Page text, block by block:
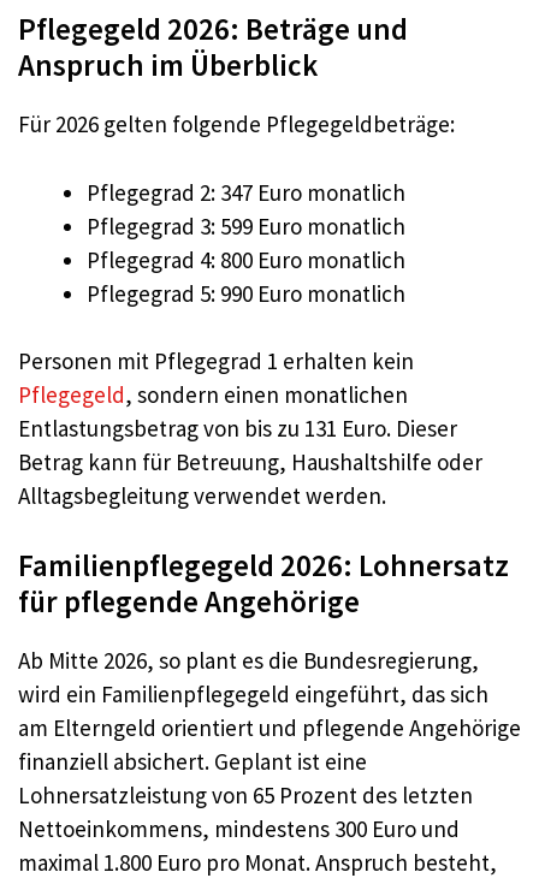
Pflegegeld 2026: Beträge und
Anspruch im Überblick
Für 2026 gelten folgende Pflegegeldbeträge:
Pflegegrad 2: 347 Euro monatlich
Pflegegrad 3: 599 Euro monatlich
Pflegegrad 4: 800 Euro monatlich
Pflegegrad 5: 990 Euro monatlich
Personen mit Pflegegrad 1 erhalten kein
Pflegegeld, sondern einen monatlichen
Entlastungsbetrag von bis zu 131 Euro. Dieser
Betrag kann für Betreuung, Haushaltshilfe oder
Alltagsbegleitung verwendet werden.
Familienpflegegeld 2026: Lohnersatz
für pflegende Angehörige
Ab Mitte 2026, so plant es die Bundesregierung,
wird ein Familienpflegegeld eingeführt, das sich
am Elterngeld orientiert und pflegende Angehörige
finanziell absichert. Geplant ist eine
Lohnersatzleistung von 65 Prozent des letzten
Nettoeinkommens, mindestens 300 Euro und
maximal 1.800 Euro pro Monat. Anspruch besteht,